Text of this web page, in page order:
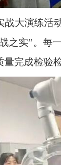
战大演练活
之实”。
完成检验